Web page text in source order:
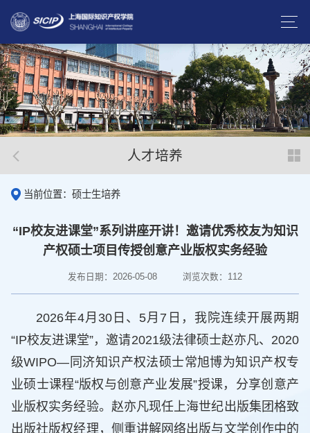
人才培养
当前位置：硕士生培养
“IP校友进课堂”系列讲座开讲！​邀请优秀校友为知识
产权硕士项目传授创意产业版权实务经验
发布日期：2026-05-08 浏览次数： 112
2026年4月30日、5月7日，我院连续开展两期
“IP校友进课堂”，邀请2021级法律硕士赵亦凡、2020
级WIPO—同济知识产权法硕士常旭博为知识产权专
业硕士课程“版权与创意产业发展”授课，分享创意产
业版权实务经验。赵亦凡现任上海世纪出版集团格致
出版社版权经理，侧重讲解网络出版与文学创作中的